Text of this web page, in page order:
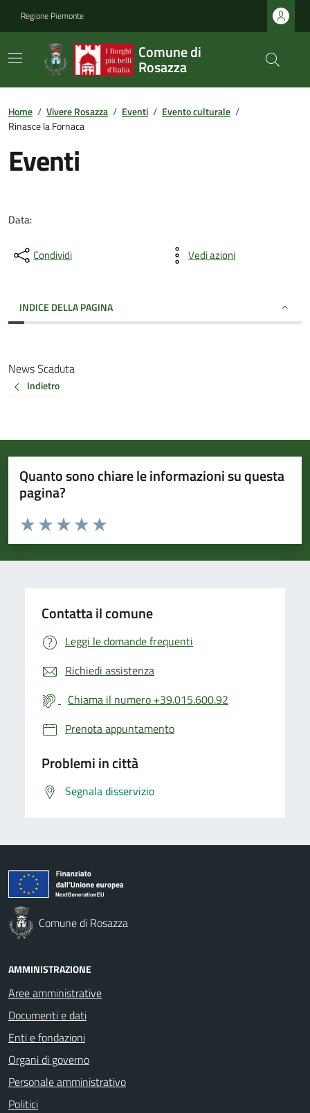
Regione Piemonte
Comune di
Rosazza
Home / Vivere Rosazza / Eventi / Evento culturale /
Rinasce la Fornaca
Eventi
Data:
Condividi Vedi azioni
INDICE DELLA PAGINA
News Scaduta
Indietro
Quanto sono chiare le informazioni su questa
pagina?
Valuta da 1 a 5 stelle la pagina
Valuta 5 stelle su 5
Valuta 4 stelle su 5
Valuta 3 stelle su 5
Valuta 2 stelle su 5
Valuta 1 stelle su 5
Contatta il comune
Leggi le domande frequenti
Richiedi assistenza
Chiama il numero +39.015.600.92
Prenota appuntamento
Problemi in città
Segnala disservizio
Comune di Rosazza
AMMINISTRAZIONE
Aree amministrative
Documenti e dati
Enti e fondazioni
Organi di governo
Personale amministrativo
Politici